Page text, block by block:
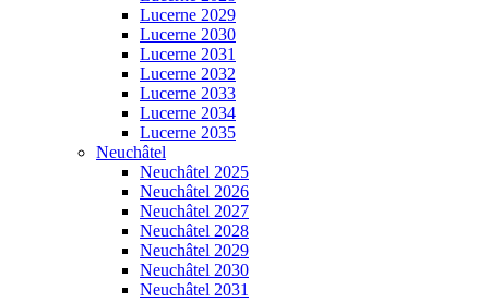
Lucerne 2029
Lucerne 2030
Lucerne 2031
Lucerne 2032
Lucerne 2033
Lucerne 2034
Lucerne 2035
Neuchâtel
Neuchâtel 2025
Neuchâtel 2026
Neuchâtel 2027
Neuchâtel 2028
Neuchâtel 2029
Neuchâtel 2030
Neuchâtel 2031